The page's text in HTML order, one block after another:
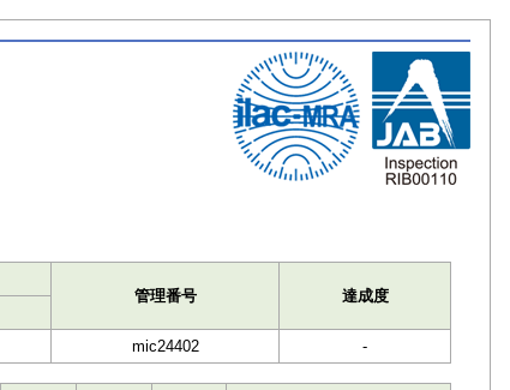
管理番号
達成度
mic24402 -